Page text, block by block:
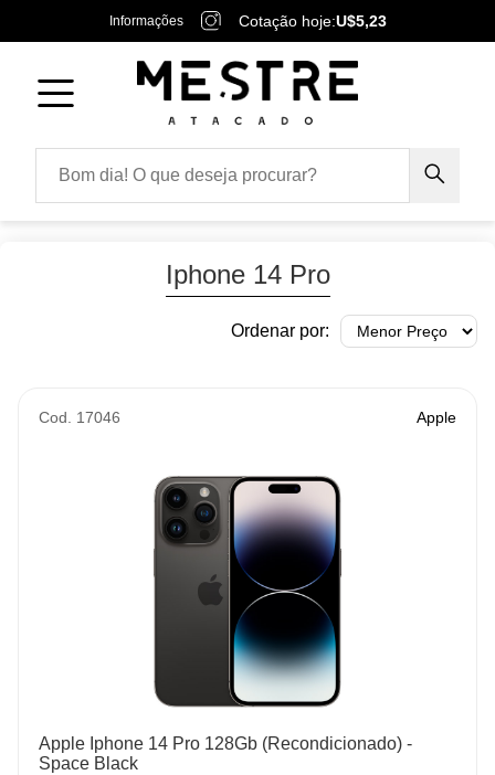
Informações Cotação hoje:U$5,23
Iphone 14 Pro
Ordenar por:
Cod. 17046 Apple
Apple Iphone 14 Pro 128Gb (Recondicionado) -
Space Black